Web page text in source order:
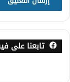
تابعنا على